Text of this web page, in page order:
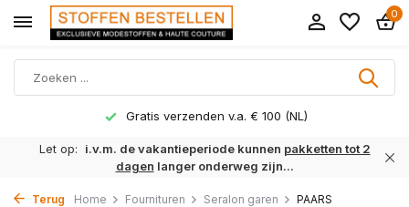
0
Levertijd 1 tot 3 werkdagen
Let op: i.v.m. de vakantieperiode kunnen pakketten tot 2
dagen langer onderweg zijn...
Terug Home Fournituren Seralon garen PAARS